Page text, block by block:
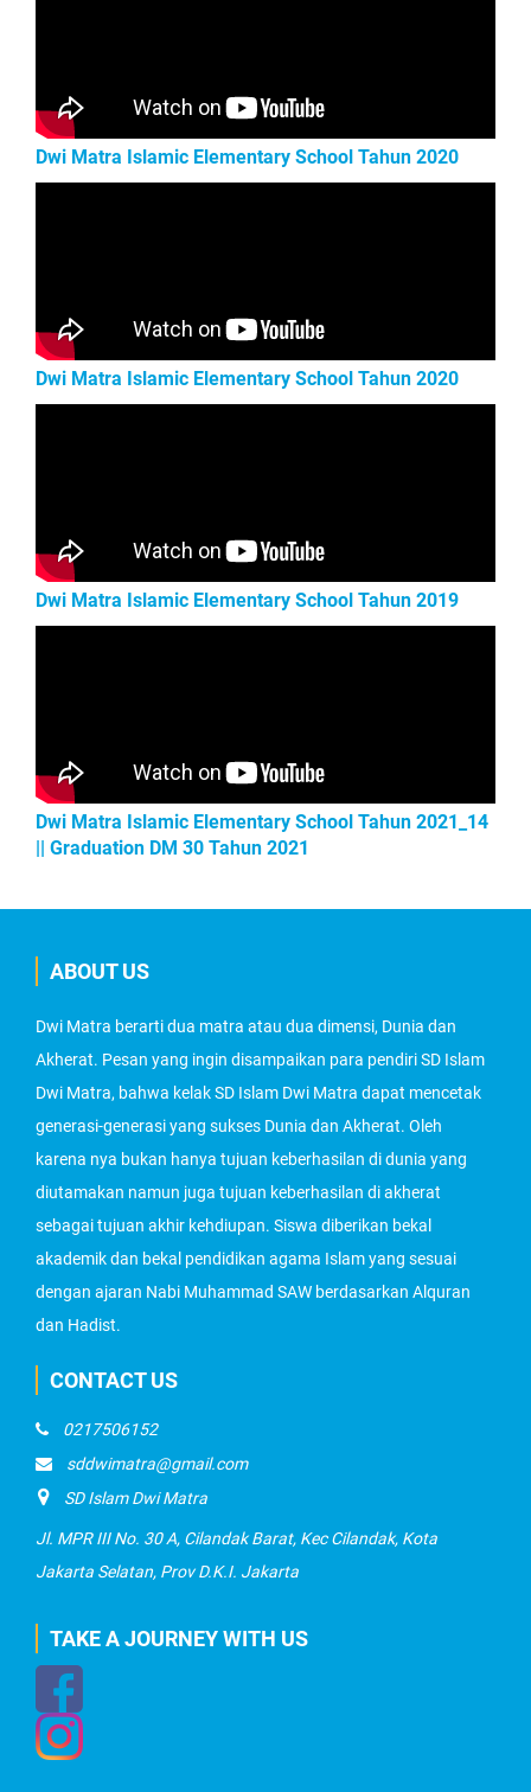
Dwi Matra Islamic Elementary School Tahun 2020
Dwi Matra Islamic Elementary School Tahun 2020
Dwi Matra Islamic Elementary School Tahun 2019
Dwi Matra Islamic Elementary School Tahun 2021_14
|| Graduation DM 30 Tahun 2021
ABOUT US
Dwi Matra berarti dua matra atau dua dimensi, Dunia dan
Akherat. Pesan yang ingin disampaikan para pendiri SD Islam
Dwi Matra, bahwa kelak SD Islam Dwi Matra dapat mencetak
generasi-generasi yang sukses Dunia dan Akherat. Oleh
karena nya bukan hanya tujuan keberhasilan di dunia yang
diutamakan namun juga tujuan keberhasilan di akherat
sebagai tujuan akhir kehdiupan. Siswa diberikan bekal
akademik dan bekal pendidikan agama Islam yang sesuai
dengan ajaran Nabi Muhammad SAW berdasarkan Alquran
dan Hadist.
CONTACT US
0217506152
sddwimatra@gmail.com
SD Islam Dwi Matra
Jl. MPR III No. 30 A, Cilandak Barat, Kec Cilandak, Kota
Jakarta Selatan, Prov D.K.I. Jakarta
TAKE A JOURNEY WITH US